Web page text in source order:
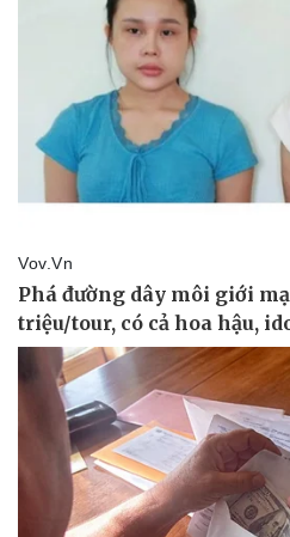
Doanh nghiệp
Thông tin doanh nghiệp
Doanh nghiệp 24h
Doanh nhân